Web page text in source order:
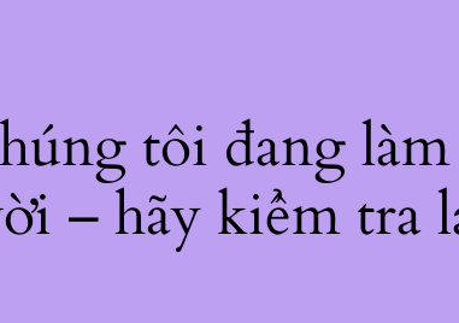
tôi đang
– hãy kiểm tra